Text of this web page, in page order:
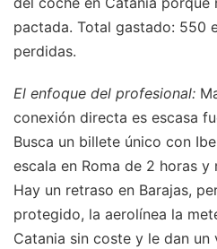
pactada. Total gastado: 550
perdidas.
El enfoque del profesional:
conexión directa es escasa
Busca un billete único con
escala en Roma de 2 horas y
Hay un retraso en Barajas,
protegido, la aerolínea la
Catania sin coste y le dan un